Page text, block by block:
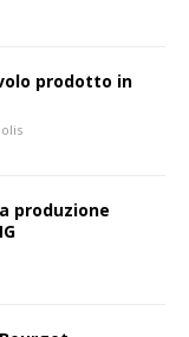
prodotto in
produzione